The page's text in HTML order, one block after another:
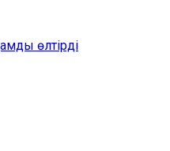
өлтірді